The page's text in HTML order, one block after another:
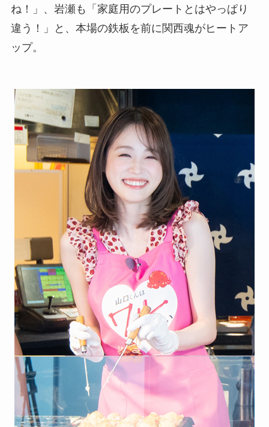
ね！」、岩瀬も「家庭用のプレートとはやっぱり
違う！」と、本場の鉄板を前に関西魂がヒートア
ップ。